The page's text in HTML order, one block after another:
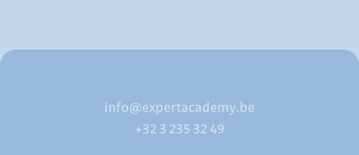
info@expertacademy.be
+32 3 235 32 49